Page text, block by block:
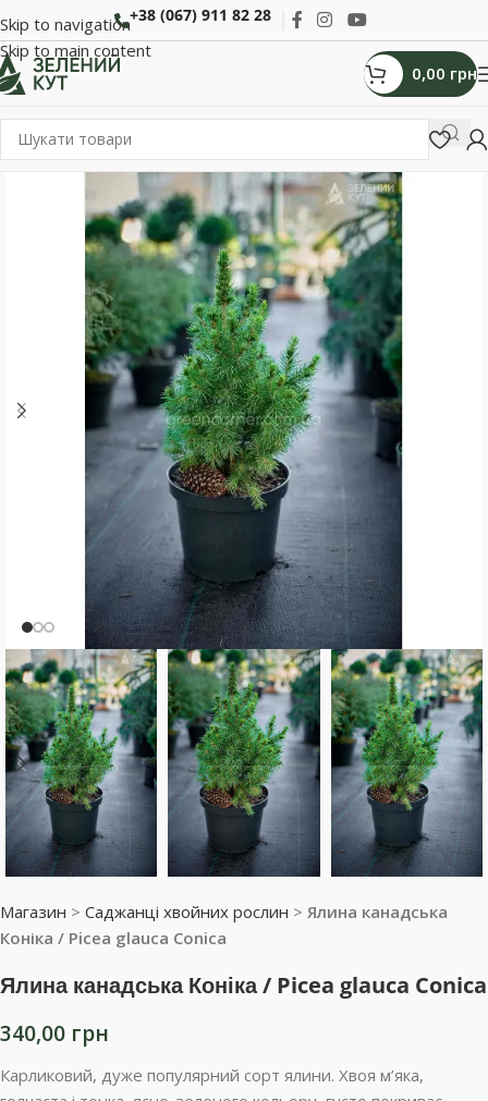
Skip to navigation
Skip to main content
+38 (067) 911 82 28
0,00 грн
Магазин > Саджанці хвойних рослин > Ялина канадська
Коніка / Picea glauca Conica
Ялина канадська Коніка / Picea glauca Conica
340,00 грн
Карликовий, дуже популярний сорт ялини. Хвоя м’яка,